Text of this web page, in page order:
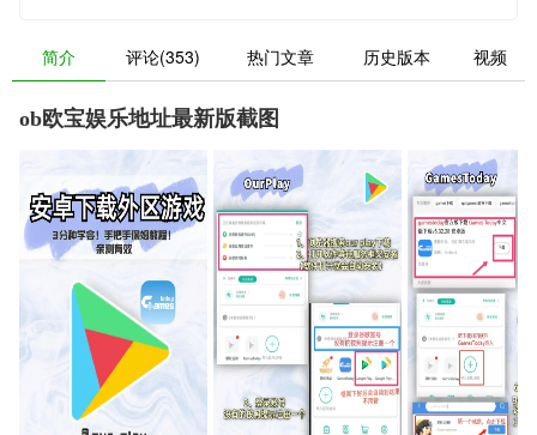
简介 评论(353) 热门文章 历史版本 视频
ob欧宝娱乐地址最新版截图